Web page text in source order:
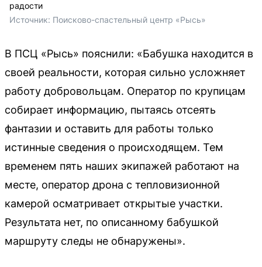
радости
Источник: Поисково-спастельный центр «Рысь»
В ПСЦ «Рысь» пояснили: «Бабушка находится в
своей реальности, которая сильно усложняет
работу добровольцам. Оператор по крупицам
собирает информацию, пытаясь отсеять
фантазии и оставить для работы только
истинные сведения о происходящем. Тем
временем пять наших экипажей работают на
месте, оператор дрона с тепловизионной
камерой осматривает открытые участки.
Результата нет, по описанному бабушкой
маршруту следы не обнаружены».